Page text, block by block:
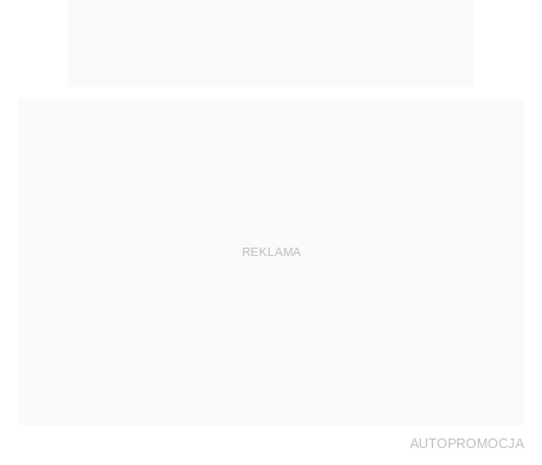
REKLAMA
AUTOPROMOCJA